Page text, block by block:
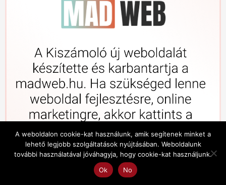
A weboldalon cookie-kat használunk, amik segítenek minket a
lehető legjobb szolgáltatások nyújtásában. Weboldalunk
további használatával jóváhagyja, hogy cookie-kat használjunk.
Ok
No